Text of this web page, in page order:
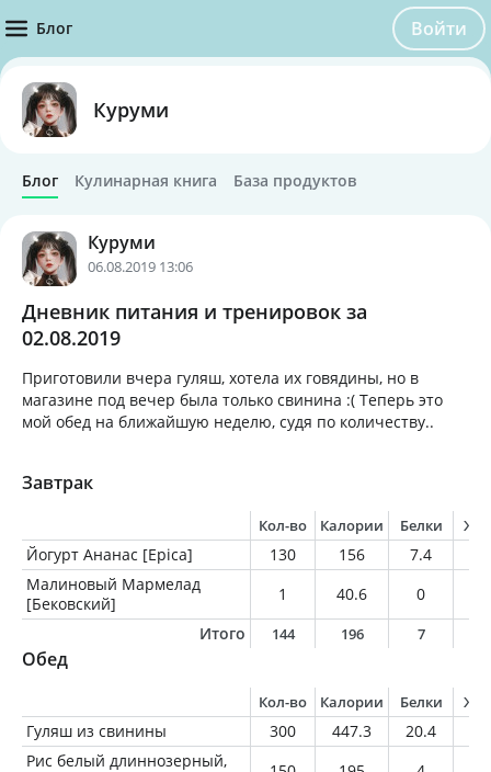
Блог Войти
Куруми
Блог Кулинарная книга База продуктов
Куруми
06.08.2019 13:06
Дневник питания и тренировок за
02.08.2019
Приготовили вчера гуляш, хотела их говядины, но в
магазине под вечер была только свинина :( Теперь это
мой обед на ближайшую неделю, судя по количеству..
Завтрак
Кол-во Калории Белки
Йогурт Ананас [Epica] 130 156 7.4
Малиновый Мармелад
[Бековский]
1 40.6 0
Итого
144 196 7
Обед
Кол-во Калории Белки
Гуляш из свинины 300 447.3 20.4
Рис белый длиннозерный,